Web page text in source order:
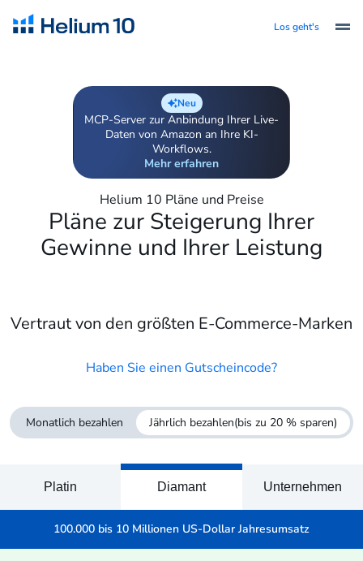
Los geht's
Neu
MCP-Server zur Anbindung Ihrer Live-
Daten von Amazon an Ihre KI-
Workflows.
Mehr erfahren
Helium 10 Pläne und Preise
Pläne zur Steigerung Ihrer
Gewinne und Ihrer Leistung
Vertraut von den größten E-Commerce-Marken
Haben Sie einen Gutscheincode?
Monatlich bezahlen Jährlich bezahlen(bis zu 20 % sparen)
Platin Diamant Unternehmen
100.000 bis 10 Millionen US-Dollar Jahresumsatz